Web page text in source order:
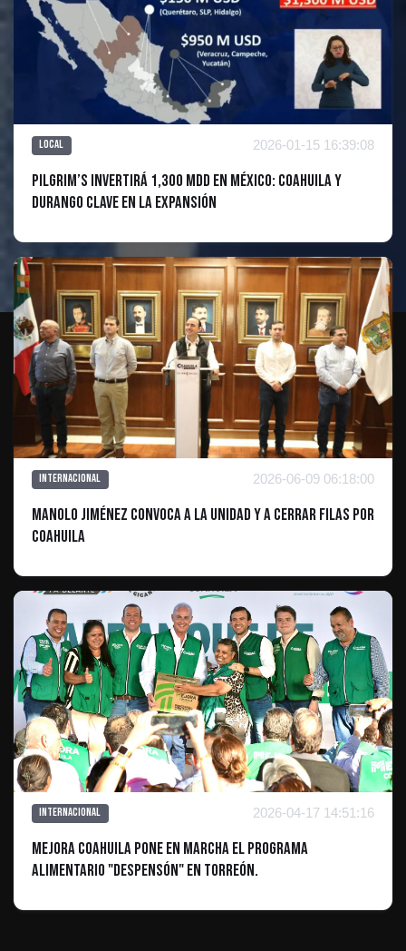
Local 2026-01-15 16:39:08
Pilgrim’s invertirá 1,300 mdd en México: Coahuila y
Durango clave en la expansión
Internacional 2026-06-09 06:18:00
Manolo Jiménez convoca a la unidad y a cerrar filas por
Coahuila
Internacional 2026-04-17 14:51:16
Mejora Coahuila pone en marcha el Programa
Alimentario "Despensón" en Torreón.